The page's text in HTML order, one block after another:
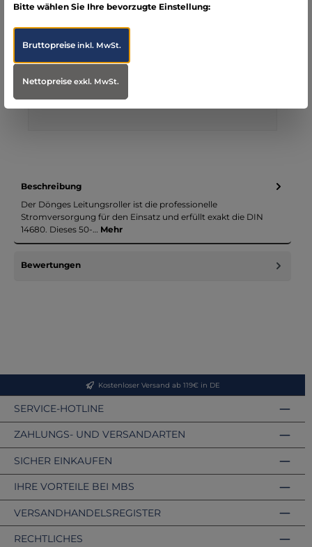
Ihre Vorteile bei MBS
Kostenloser Versand ab € 119,- Bestellwert (nur
Bereich Notfallmedizin
Beschreibung
Der Dönges Leitungsroller ist die professionelle
Stromversorgung für den Einsatz und erfüllt exakt die DIN
14680. Dieses 50-… Mehr
Bewertungen
Kostenloser Versand ab 119€ in DE
SERVICE-HOTLINE
ZAHLUNGS- UND VERSANDARTEN
VERSANDHANDELSREGISTER
SICHER EINKAUFEN
IHRE VORTEILE BEI MBS
RECHTLICHES
Bitte wählen Sie Ihre bevorzugte Einstellung:
Bruttopreiseinkl. MwSt.
Nettopreiseexkl. MwSt.